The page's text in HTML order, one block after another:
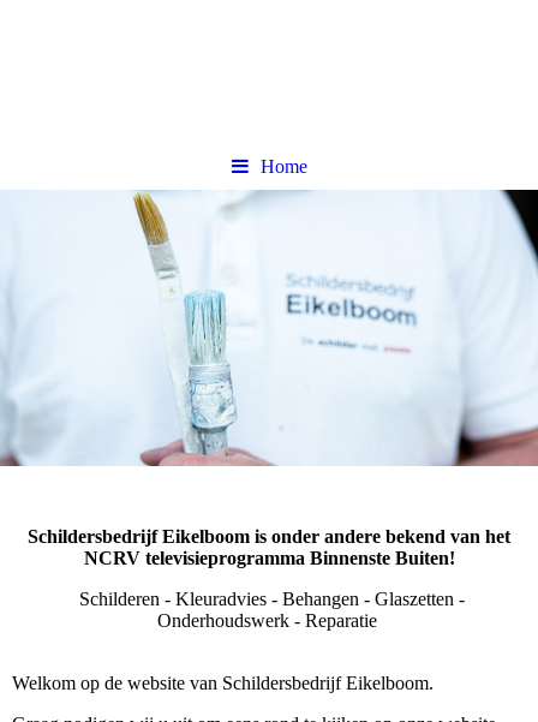
Home
Schildersbedrijf Eikelboom is onder andere bekend van het
NCRV televisieprogramma Binnenste Buiten!
Schilderen - Kleuradvies - Behangen - Glaszetten -
Onderhoudswerk - Reparatie
Welkom op de website van Schildersbedrijf Eikelboom.